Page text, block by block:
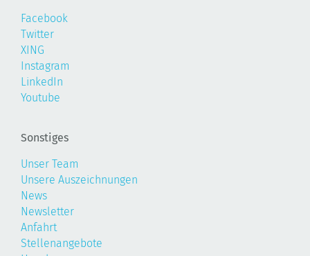
Facebook
Twitter
XING
Instagram
LinkedIn
Youtube
Sonstiges
Unser Team
Unsere Auszeichnungen
News
Newsletter
Anfahrt
Stellenangebote